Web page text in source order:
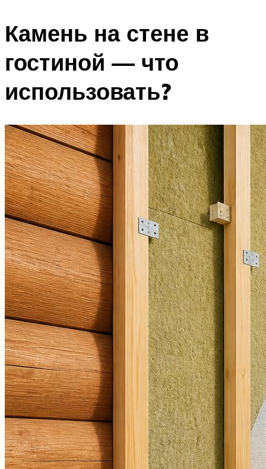
Камень на стене в
гостиной — что
использовать?